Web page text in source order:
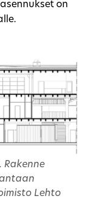
on
Rakenne
Lehto